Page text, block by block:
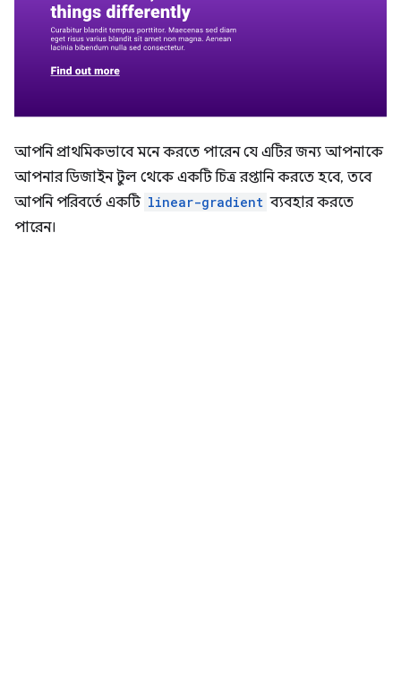
আপনি প্রাথমিকভাবে মনে করতে পারেন যে এটির জন্য আপনাকে
আপনার ডিজাইন টুল থেকে একটি চিত্র রপ্তানি করতে হবে, তবে
আপনি পরিবর্তে একটি linear-gradient ব্যবহার করতে
পারেন।